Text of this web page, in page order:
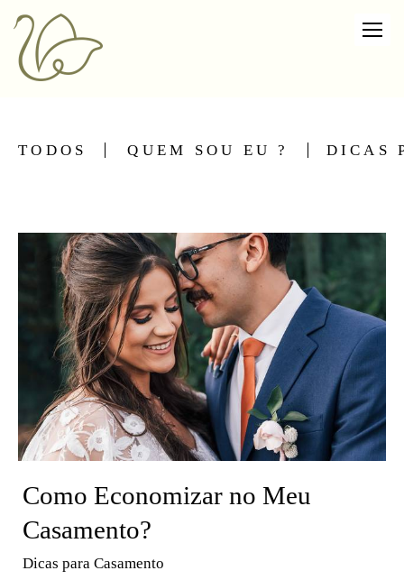
TODOS QUEM SOU EU ? DICAS
Como Economizar no Meu
Casamento?
Dicas para Casamento